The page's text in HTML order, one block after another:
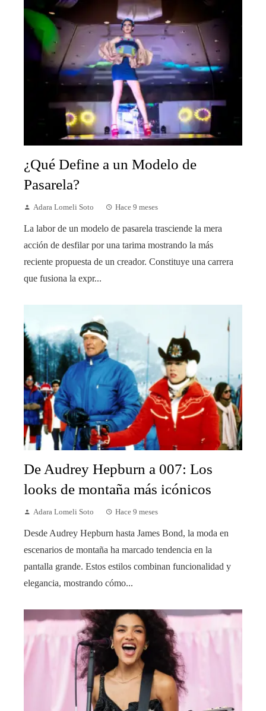
¿Qué Define a un Modelo de
Pasarela?
Adara Lomeli Soto Hace 9 meses
La labor de un modelo de pasarela trasciende la mera
acción de desfilar por una tarima mostrando la más
reciente propuesta de un creador. Constituye una carrera
que fusiona la expr...
De Audrey Hepburn a 007: Los
looks de montaña más icónicos
Adara Lomeli Soto Hace 9 meses
Desde Audrey Hepburn hasta James Bond, la moda en
escenarios de montaña ha marcado tendencia en la
pantalla grande. Estos estilos combinan funcionalidad y
elegancia, mostrando cómo...